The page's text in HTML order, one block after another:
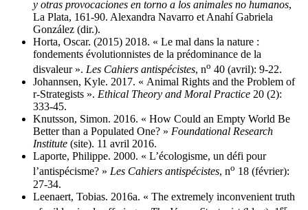
y otras provocaciones en torno a los animales no humanos,
La Plata, 161‑90. Alexandra Navarro et Anahí Gabriela
González (dir.).
Horta, Oscar. (2015) 2018. « Le mal dans la nature :
fondements évolutionnistes de la prédominance de la
disvaleur ». Les Cahiers antispécistes, no 40 (avril): 9‑22.
Johannsen, Kyle. 2017. « Animal Rights and the Problem of
r-Strategists ». Ethical Theory and Moral Practice 20 (2):
333‑45.
Knutsson, Simon. 2016. « How Could an Empty World Be
Better than a Populated One? » Foundational Research
Institute (site). 11 avril 2016.
Laporte, Philippe. 2000. « L’écologisme, un défi pour
l’antispécisme? » Les Cahiers antispécistes, no 18 (février):
27‑34.
Leenaert, Tobias. 2016a. « The extremely inconvenient truth